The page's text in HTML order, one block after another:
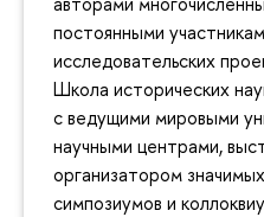
постоянными
исследовательских
Школа исторических
с ведущими мировыми
научными центрами,
организатором
симпозиумов и